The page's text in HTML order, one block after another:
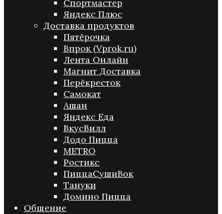
Спортмастер
Яндекс Плюс
Доставка продуктов
Пятёрочка
Впрок (Vprok.ru)
Лента Онлайн
Магнит Доставка
Перёкресток
Самокат
Ашан
Яндекс Еда
ВкусВилл
Додо Пицца
METRO
Ростикс
ПиццаСушиВок
Тануки
Домино Пицца
Общение